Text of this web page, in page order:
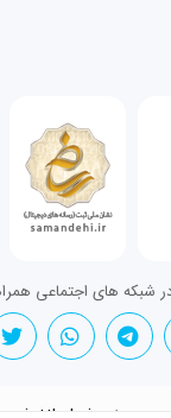
در شبکه های اجتماعی